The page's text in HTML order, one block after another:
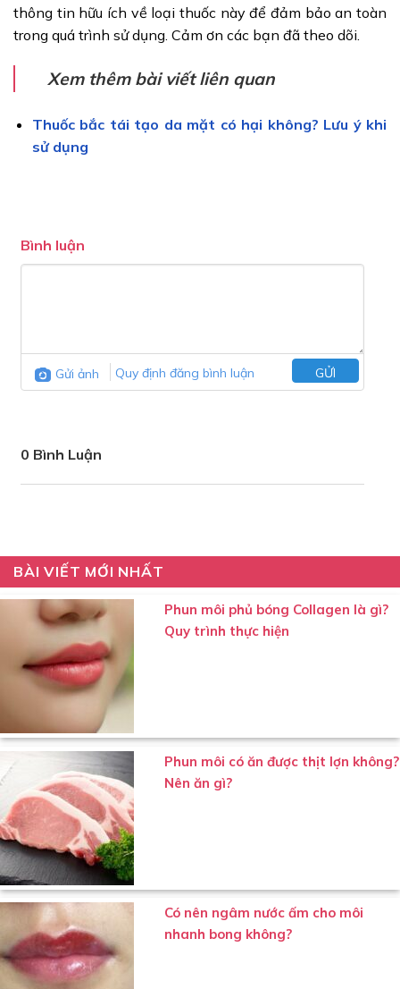
thông tin hữu ích về loại thuốc này để đảm bảo an toàn
trong quá trình sử dụng. Cảm ơn các bạn đã theo dõi.
Xem thêm bài viết liên quan
Thuốc bắc tái tạo da mặt có hại không? Lưu ý khi
sử dụng
Bình luận
Gửi ảnh Quy định đăng bình luận GỬI
0 Bình Luận
BÀI VIẾT MỚI NHẤT
Phun môi phủ bóng Collagen là gì?
Quy trình thực hiện
Phun môi có ăn được thịt lợn không?
Nên ăn gì?
Có nên ngâm nước ấm cho môi
nhanh bong không?